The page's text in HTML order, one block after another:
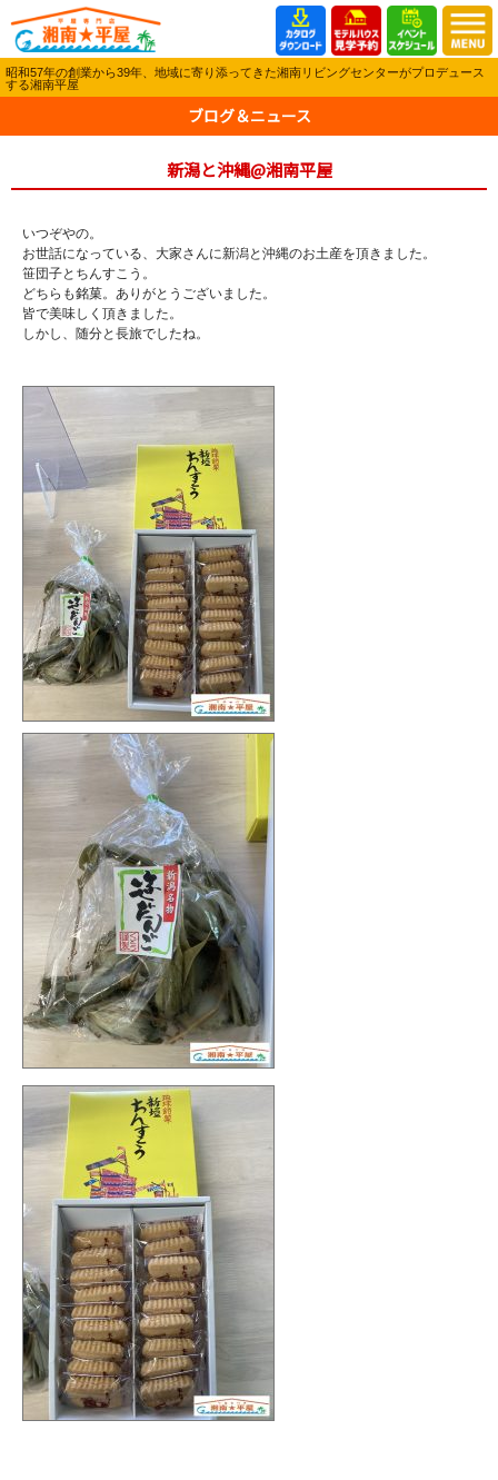
昭和57年の創業から39年、地域に寄り添ってきた湘南リビングセンターがプロデュース
する湘南平屋
ブログ＆ニュース
新潟と沖縄@湘南平屋
いつぞやの。
お世話になっている、大家さんに新潟と沖縄のお土産を頂きました。
笹団子とちんすこう。
どちらも銘菓。ありがとうございました。
皆で美味しく頂きました。
しかし、随分と長旅でしたね。